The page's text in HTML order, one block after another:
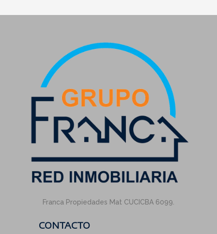
Franca Propiedades Mat CUCICBA 6099.
CONTACTO